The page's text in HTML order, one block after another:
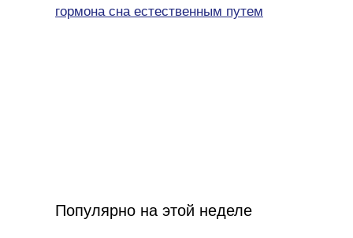
гормона сна естественным путем
Популярно на этой неделе